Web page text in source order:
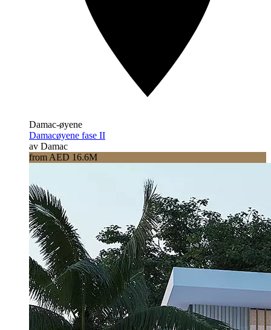
Damac-øyene
Damacøyene fase II
av Damac
from AED 16.6M